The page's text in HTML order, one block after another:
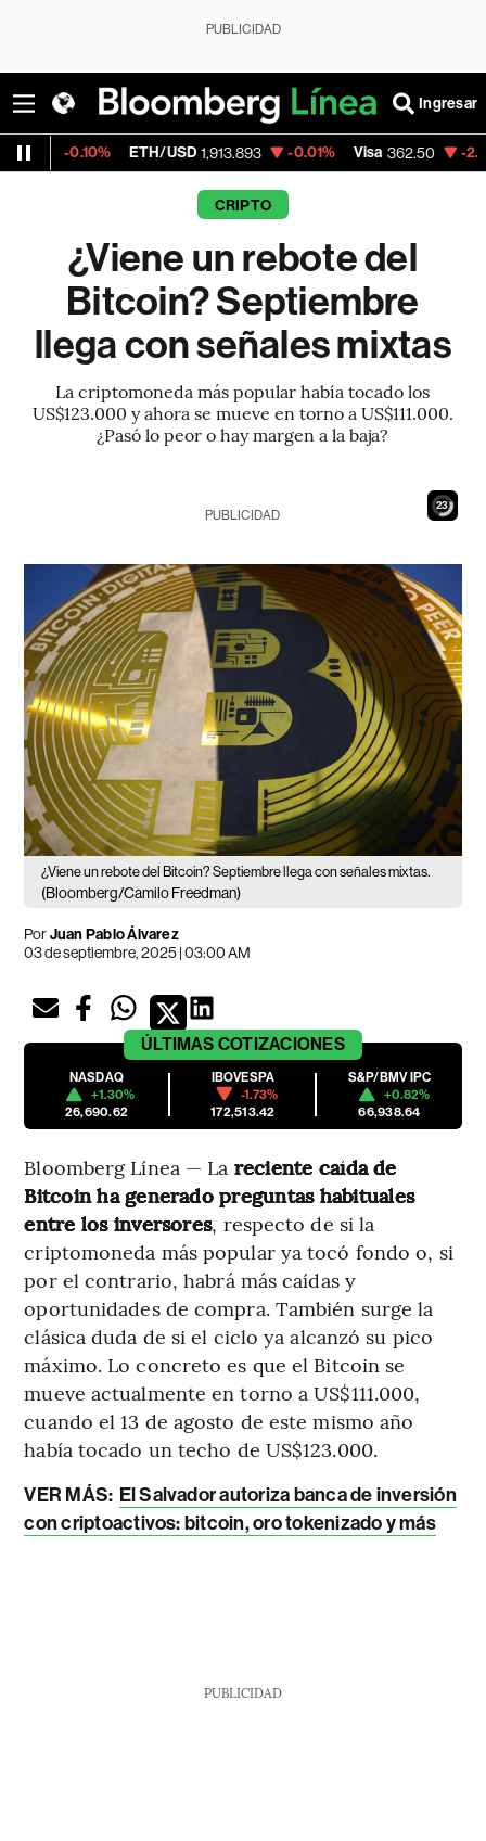
PUBLICIDAD
Ingresar
ETH/USD 1,913.893 -0.01% Visa 362.50 -2.15%
CRIPTO
¿Viene un rebote del
Bitcoin? Septiembre
llega con señales mixtas
La criptomoneda más popular había tocado los
US$123.000 y ahora se mueve en torno a US$111.000.
¿Pasó lo peor o hay margen a la baja?
21
PUBLICIDAD
¿Viene un rebote del Bitcoin? Septiembre llega con señales mixtas.
(Bloomberg/Camilo Freedman)
PorJuan Pablo Álvarez
03 de septiembre, 2025 | 03:00 AM
ÚLTIMAS COTIZACIONES
NASDAQ
+1.30%
26,690.62
IBOVESPA
-1.73%
172,513.42
S&P/BMV IPC
+0.82%
66,938.64
Bloomberg Línea — La reciente caída de
Bitcoin ha generado preguntas habituales
entre los inversores, respecto de si la
criptomoneda más popular ya tocó fondo o, si
por el contrario, habrá más caídas y
oportunidades de compra. También surge la
clásica duda de si el ciclo ya alcanzó su pico
máximo. Lo concreto es que el Bitcoin se
mueve actualmente en torno a US$111.000,
cuando el 13 de agosto de este mismo año
había tocado un techo de US$123.000.
VER MÁS: El Salvador autoriza banca de inversión
con criptoactivos: bitcoin, oro tokenizado y más
PUBLICIDAD